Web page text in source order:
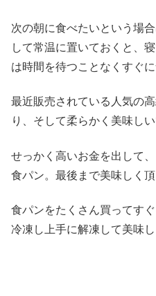
次の朝に食べたいという場
して常温に置いておくと、
は時間を待つことなくすぐ
最近販売されている人気の
り、そして柔らかく美味しい
せっかく高いお金を出して
食パン。最後まで美味しく頂
食パンをたくさん買ってす
冷凍し上手に解凍して美味